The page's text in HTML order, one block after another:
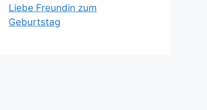
Liebe Freundin zum
Geburtstag